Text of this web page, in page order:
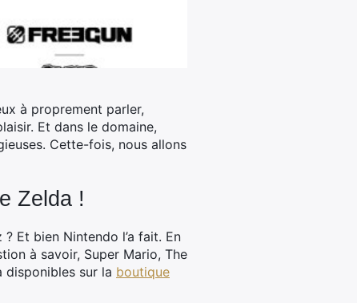
à proprement parler,
Et dans le domaine,
Cette-fois, nous allons
Zelda !
Et bien Nintendo l’a fait. En
à savoir, Super Mario, The
disponibles sur la boutique